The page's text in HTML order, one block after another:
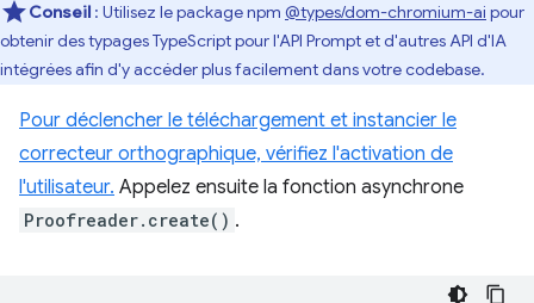
Conseil : Utilisez le package npm @types/dom-chromium-ai pour
obtenir des typages TypeScript pour l'API Prompt et d'autres API d'IA
intégrées afin d'y accéder plus facilement dans votre codebase.
Pour déclencher le téléchargement et instancier le
correcteur orthographique, vérifiez l'activation de
l'utilisateur. Appelez ensuite la fonction asynchrone
Proofreader.create() .